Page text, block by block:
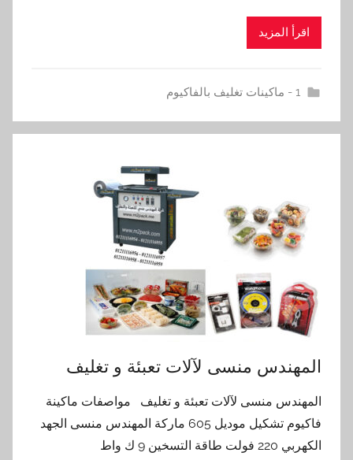
اقرأ المزيد
1 - ماكينات تغليف بالفاكيوم
‏‏المهندس منسى لآلات تعبئة و تغليف
‏‏المهندس منسى لآلات تعبئة و تغليف مواصفات ماكينة
فاكيوم تشكيل موديل 605 ماركة المهندس منسى الجهد
الكهربي 220 فولت طاقة التسخين 9 ك واط